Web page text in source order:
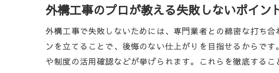
外構工事のプロが教える失敗しないポイン
外構工事で失敗しないためには、専門業者との綿密な打ち
ンを立てることで、後悔のない仕上がりを目指せるからで
や制度の活用確認などが挙げられます。これらを徹底するこ